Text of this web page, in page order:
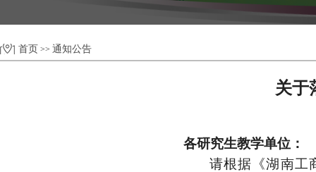
首页 >> 通知公告
关于
各研究生教学单位：
请根据《湖南工